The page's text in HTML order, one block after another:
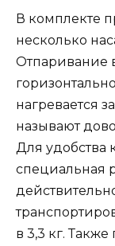
В комплекте
несколько
Отпаривание
нагревается
называют
Для удобства
специальная
в 3,3 кг.